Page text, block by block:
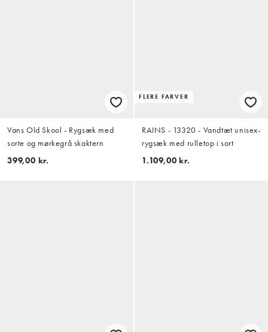
Vans Old Skool - Rygsæk med
sorte og mørkegrå skaktern
399,00 kr.
FLERE FARVER
RAINS - 13320 - Vandtæt unisex-
rygsæk med rulletop i sort
1.109,00 kr.